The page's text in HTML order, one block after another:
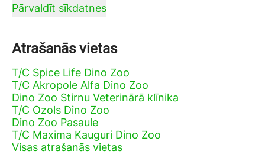
Pārvaldīt sīkdatnes
Atrašanās vietas
T/C Spice Life Dino Zoo
T/C Akropole Alfa Dino Zoo
Dino Zoo Stirnu Veterinārā klīnika
T/C Ozols Dino Zoo
Dino Zoo Pasaule
T/C Maxima Kauguri Dino Zoo
Visas atrašanās vietas